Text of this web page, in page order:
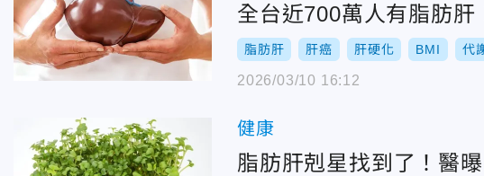
全台近700萬人有脂肪
脂肪肝 肝癌 肝硬化 BMI 代
2026/03/10 16:12
健康
脂肪肝剋星找到了！醫